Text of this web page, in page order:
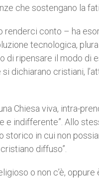
che sostengano la
renderci conto – ha
tecnologica,
di ripensare il modo di
dichiarano cristiani,
Chiesa viva, intra-
indifferente”. Allo
storico in cui non
diffuso”.
o non c’è,